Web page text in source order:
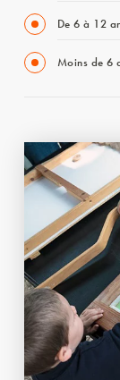
De 6 à 12
Moins de 6